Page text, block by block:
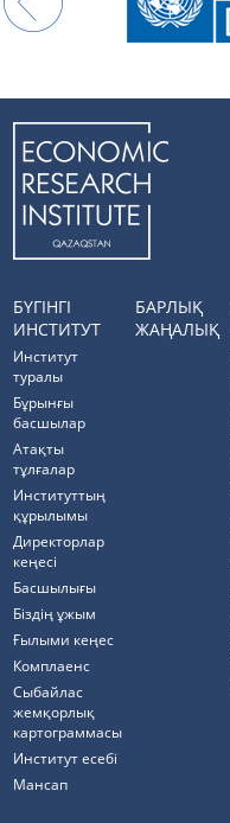
БҮГІНГІ
ИНСТИТУТ
Институт
туралы
Бұрынғы
басшылар
Атақты
тұлғалар
Институттың
құрылымы
Директорлар
кеңесі
Басшылығы
Біздің ұжым
Ғылыми кеңес
Комплаенс
Cыбайлас
жемқорлық
картограммасы
Институт есебі
Мансап
БАРЛЫҚ
ЖАҢАЛЫҚ